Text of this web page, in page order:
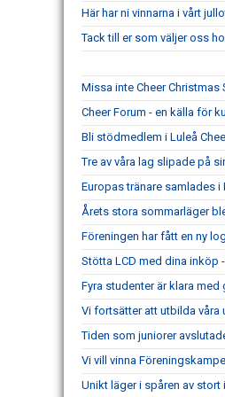
Här har ni vinnarna i vårt
Tack till er som väljer oss
Missa inte Cheer Christmas
Cheer Forum - en källa för
Bli stödmedlem i Luleå
Tre av våra lag slipade på
Europas tränare samlades i
Årets stora sommarläger
Föreningen har fått en ny
Stötta LCD med dina inköp
Fyra studenter är klara med
Vi fortsätter att utbilda våra
Tiden som juniorer
Vi vill vinna
Unikt läger i spåren av